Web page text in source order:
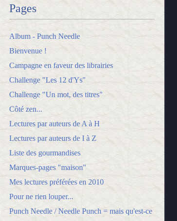
Pages
Album - Punch Needle
Bienvenue !
Campagne en faveur des librairies
Challenge "Les 12 d'Ys"
Challenge "Un mot, des titres"
Côté zen...
Lectures par auteurs de A à H
Lectures par auteurs de I à Z
Liste des gourmandises
Marques-pages "maison"
Mes lectures préférées en 2010
Pour ne rien louper...
Punch Needle / Needle Punch = mais qu'est-ce